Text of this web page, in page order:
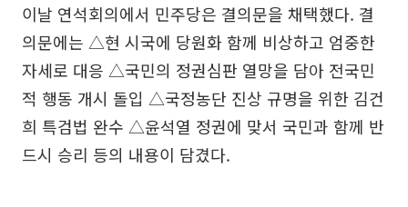
이날 연석회의에서 민주당은 결의문을 채택했다. 결
의문에는 △현 시국에 당원화 함께 비상하고 엄중한
자세로 대응 △국민의 정권심판 열망을 담아 전국민
적 행동 개시 돌입 △국정농단 진상 규명을 위한 김건
희 특검법 완수 △윤석열 정권에 맞서 국민과 함께 반
드시 승리 등의 내용이 담겼다.